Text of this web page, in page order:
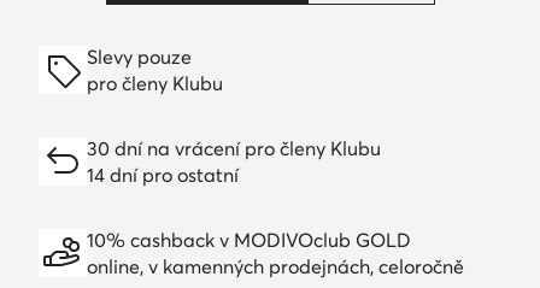
Slevy pouze
pro členy Klubu
30 dní na vrácení pro členy Klubu
14 dní pro ostatní
10% cashback v MODIVOclub GOLD
online, v kamenných prodejnách, celoročně